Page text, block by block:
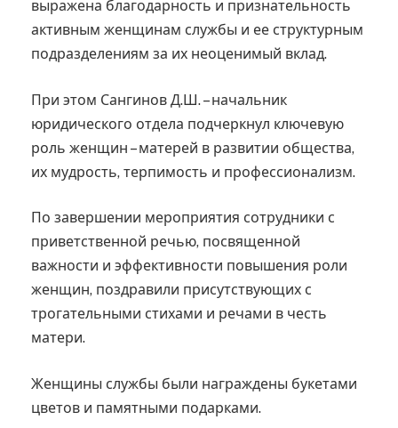
выражена благодарность и признательность
активным женщинам службы и ее структурным
подразделениям за их неоценимый вклад.
При этом Сангинов Д.Ш. – начальник
юридического отдела подчеркнул ключевую
роль женщин – матерей в развитии общества,
их мудрость, терпимость и профессионализм.
По завершении мероприятия сотрудники с
приветственной речью, посвященной
важности и эффективности повышения роли
женщин, поздравили присутствующих с
трогательными стихами и речами в честь
матери.
Женщины службы были награждены букетами
цветов и памятными подарками.